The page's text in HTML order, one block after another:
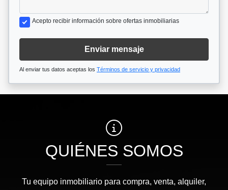
Acepto recibir información sobre ofertas inmobiliarias
Enviar mensaje
Al enviar tus datos aceptas los Términos de servicio y privacidad
QUIÉNES SOMOS
Tu equipo inmobiliario para compra, venta, alquiler,